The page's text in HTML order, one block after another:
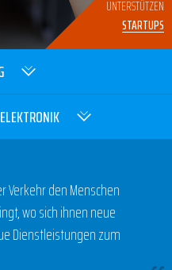
UNTERSTÜTZEN
STARTUPS
Verkehr den Menschen
wo sich ihnen neue
Dienstleistungen zum